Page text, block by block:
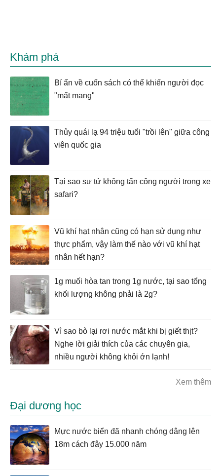
Khám phá
Bí ẩn về cuốn sách có thể khiến người đọc
"mất mạng"
Thủy quái lạ 94 triệu tuổi "trồi lên" giữa công
viên quốc gia
Tại sao sư tử không tấn công người trong xe
safari?
Vũ khí hạt nhân cũng có hạn sử dụng như
thực phẩm, vậy làm thế nào với vũ khí hạt
nhân hết hạn?
1g muối hòa tan trong 1g nước, tại sao tổng
khối lượng không phải là 2g?
Vì sao bò lại rơi nước mắt khi bị giết thịt?
Nghe lời giải thích của các chuyên gia,
nhiều người không khỏi ớn lạnh!
Xem thêm
Đại dương học
Mực nước biển đã nhanh chóng dâng lên
18m cách đây 15.000 năm